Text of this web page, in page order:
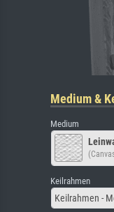
Medium &
Medium
Keilrahmen
Keilrahmen -